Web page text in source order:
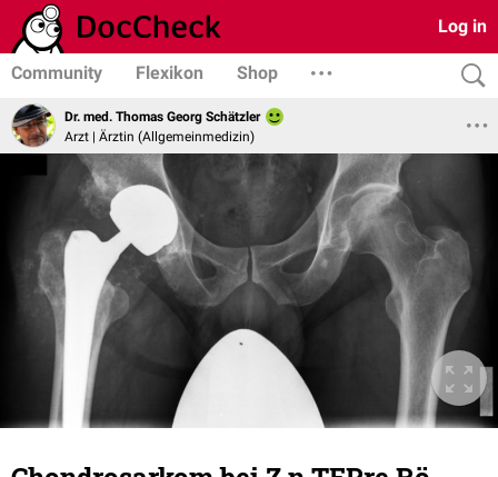
Log in
Community Flexikon Shop
Dr. med. Thomas Georg Schätzler
Arzt | Ärztin (Allgemeinmedizin)